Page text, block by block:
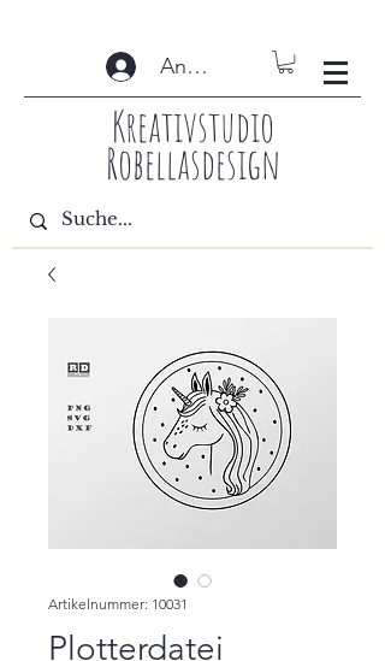
Anmelden
Kreativstudio
Robellasdesign
Artikelnummer: 10031
Plotterdatei